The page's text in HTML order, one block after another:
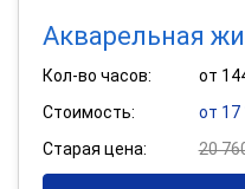
Акварельная
Кол-во часов:
от
Стоимость:
от 17
Старая цена:
20